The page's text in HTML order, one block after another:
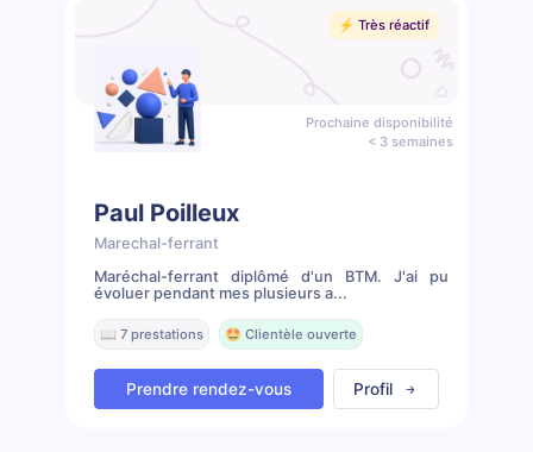
⚡️ Très réactif
Prochaine disponibilité
< 3 semaines
Paul Poilleux
Marechal-ferrant
Maréchal-ferrant diplômé d'un BTM. J'ai pu
évoluer pendant mes plusieurs a...
📖 7 prestations 🤩 Clientèle ouverte
Prendre rendez-vous Profil